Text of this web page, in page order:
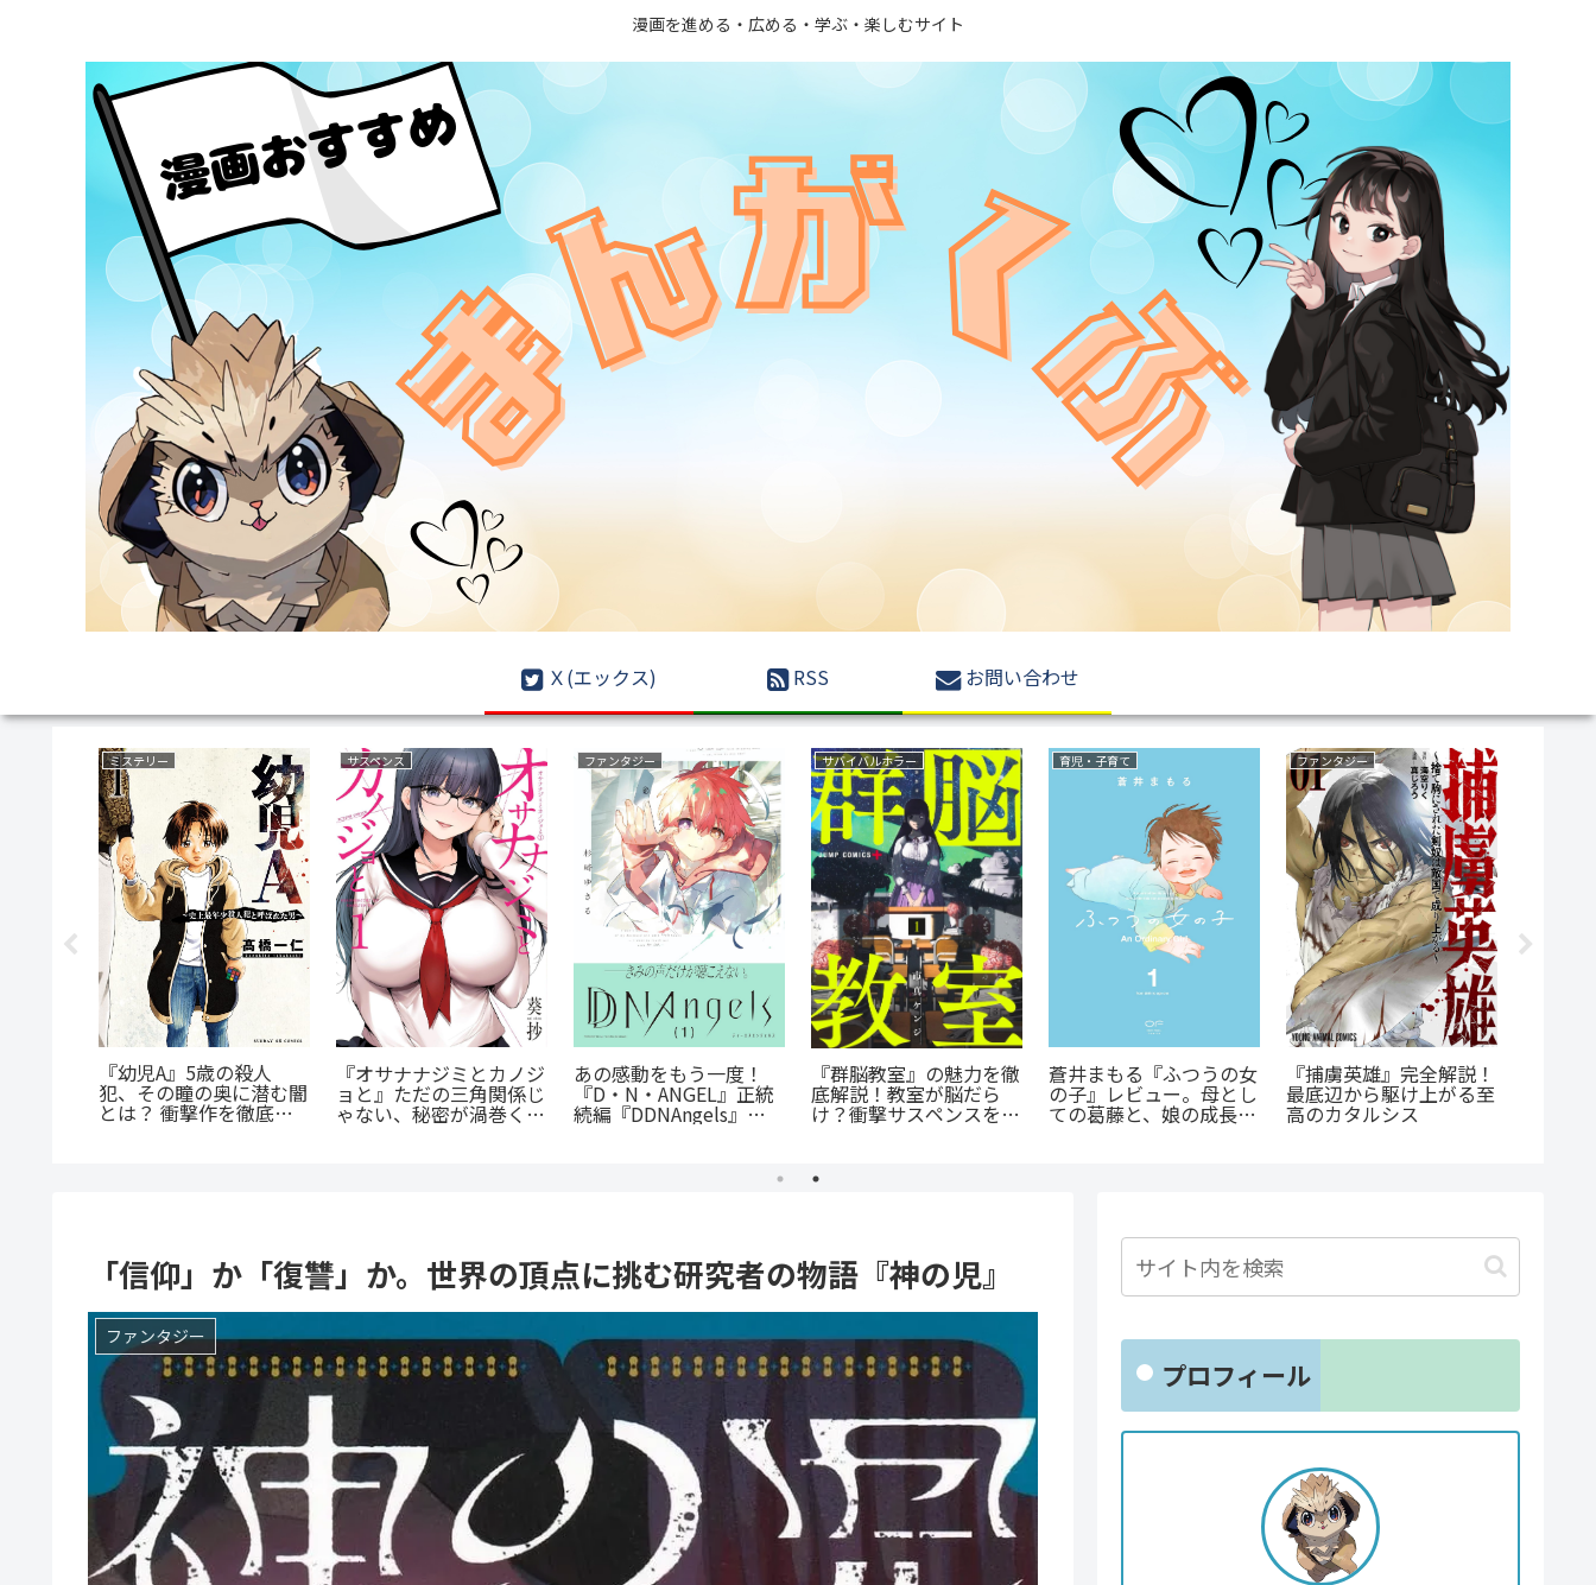
漫画を進める・広める・学ぶ・楽しむサイト
Ｘ(エックス) RSS お問い合わせ
虜英雄』完全解説！
辺から駆け上がる至
『罰』全てを失った男の
怒りが爆発する。ノンス
トップ・バイオレンスア
クションを徹底紹介
ラブコメ
『たろうのまにまに』徹
底紹介！クズなヒモ男に
沼る人続出の理由と「ま
にまに」の意味とは？
野球
『斜陽に恋う』憧れの先
輩が恋したのは「弟の彼
氏」だった…？切なすぎ
る青春BL
恋愛
公私で変わる凄まじいギ
ャップ『志乃と恋』のあ
らすじ徹底紹介！甘くて
尊い百合の世界へ
異世界もの(転生・転移・成り上がり・異世界ファンタジー)
「花言葉」と連携する転
生ファンタジー：『君に
贈るキヅタ』完全解説
復讐
《65歳の老人が超人
に！？》『山岳超人マ
オカ』のあらすじ紹介
戦慄と謎に満ちた山岳
「信仰」か「復讐」か。世界の頂点に挑む研究者の物語『神の児』
ファンタジー
プロフィール